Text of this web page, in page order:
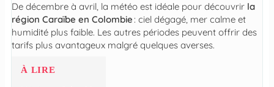
De décembre à avril, la météo est idéale pour découvrir la
région Caraïbe en Colombie: ciel dégagé, mer calme et
humidité plus faible. Les autres périodes peuvent offrir des
tarifs plus avantageux malgré quelques averses.
À LIRE